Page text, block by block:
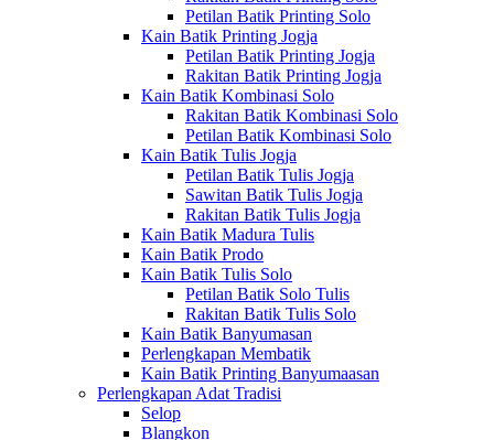
Petilan Batik Printing Solo
Kain Batik Printing Jogja
Petilan Batik Printing Jogja
Rakitan Batik Printing Jogja
Kain Batik Kombinasi Solo
Rakitan Batik Kombinasi Solo
Petilan Batik Kombinasi Solo
Kain Batik Tulis Jogja
Petilan Batik Tulis Jogja
Sawitan Batik Tulis Jogja
Rakitan Batik Tulis Jogja
Kain Batik Madura Tulis
Kain Batik Prodo
Kain Batik Tulis Solo
Petilan Batik Solo Tulis
Rakitan Batik Tulis Solo
Kain Batik Banyumasan
Perlengkapan Membatik
Kain Batik Printing Banyumaasan
Perlengkapan Adat Tradisi
Selop
Blangkon